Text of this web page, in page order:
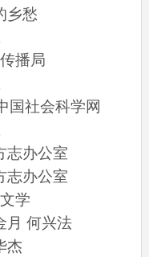
乡愁
播局
国社会科学网
志办公室
志办公室
学
月 何兴法
杰